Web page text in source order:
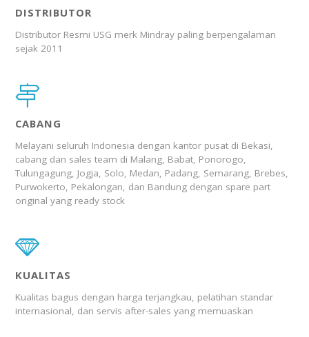
DISTRIBUTOR
Distributor Resmi USG merk Mindray paling berpengalaman
sejak 2011
CABANG
Melayani seluruh Indonesia dengan kantor pusat di Bekasi,
cabang dan sales team di Malang, Babat, Ponorogo,
Tulungagung, Jogja, Solo, Medan, Padang, Semarang, Brebes,
Purwokerto, Pekalongan, dan Bandung dengan spare part
original yang ready stock
KUALITAS
Kualitas bagus dengan harga terjangkau, pelatihan standar
internasional, dan servis after-sales yang memuaskan